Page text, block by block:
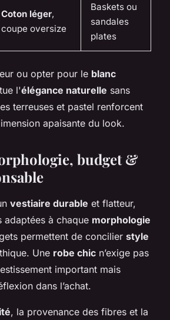
Coton léger,
coupe oversize
Baskets ou
sandales
plates
ou opter pour le blanc
l'élégance naturelle sans
terreuses et pastel renforcent
apaisante du look.
budget &
vestiaire durable et flatteur,
adaptées à chaque morphologie
permettent de concilier style
Une robe chic n’exige pas
important mais
dans l’achat.
, la provenance des fibres et la